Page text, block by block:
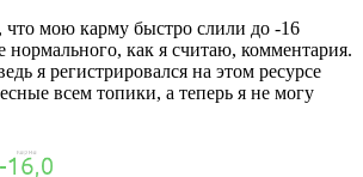
что мою карму быстро слили до -16
нормального, как я считаю, комментария.
я регистрировался на этом ресурсе
всем топики, а теперь я не могу